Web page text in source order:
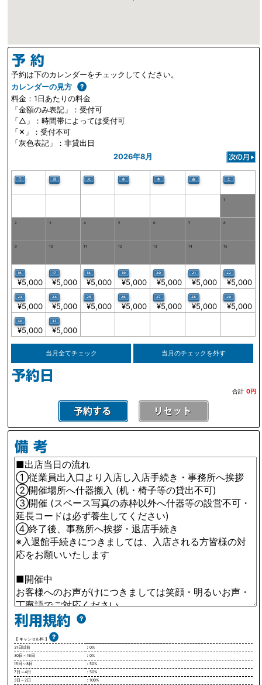
予約は下のカレンダーをチェックしてください。
カレンダーの見方
料金：1日あたりの料金
「金額のみ表記」：受付可
「△」：時間帯によっては受付可
「✕」：受付不可
「灰色表記」：非貸出日
2026年8月
日 月 火 水 木 金 土
1
2 3 4 5 6 7 8
9 10 11 12 13 14 15
16
¥5,000
17
¥5,000
18
¥5,000
19
¥5,000
20
¥5,000
21
¥5,000
22
¥5,000
23
¥5,000
24
¥5,000
25
¥5,000
26
¥5,000
27
¥5,000
28
¥5,000
29
¥5,000
30
¥5,000
31
¥5,000
当月全てチェック 当月のチェックを外す
合計 0円
【 キャンセル料 】
31日以前
：0%
30日～16日
：0%
15日～8日
：50%
7日～4日
：50%
3日～2日
：100%